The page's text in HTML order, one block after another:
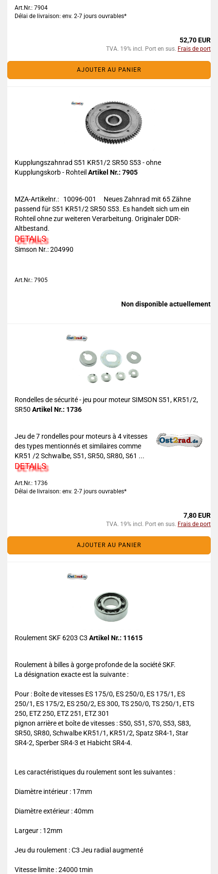
Art.Nr.: 7904
Délai de livraison: env. 2-7 jours ouvrables*
52,70 EUR
TVA. 19% incl. Port en sus. Frais de port
AJOUTER AU PANIER
Kupplungszahnrad S51 KR51/2 SR50 S53 - ohne
Kupplungskorb - Rohteil Artikel Nr.: 7905
MZA-Artikelnr.: 10096-001 Neues Zahnrad mit 65 Zähne
passend für S51 KR51/2 SR50 S53. Es handelt sich um ein
Rohteil ohne zur weiteren Verarbeitung. Originaler DDR-
Altbestand.
DETAILS
Simson Nr.:204990
Art.Nr.: 7905
Non disponible actuellement
Rondelles de sécurité - jeu pour moteur SIMSON S51, KR51/2,
SR50 Artikel Nr.: 1736
Jeu de 7 rondelles pour moteurs à 4 vitesses
des types mentionnés et similaires comme
KR51 /2 Schwalbe, S51, SR50, SR80, S61 ...
DETAILS
Art.Nr.: 1736
Délai de livraison: env. 2-7 jours ouvrables*
7,80 EUR
TVA. 19% incl. Port en sus. Frais de port
AJOUTER AU PANIER
Roulement SKF 6203 C3 Artikel Nr.: 11615
Roulement à billes à gorge profonde de la société SKF.
La désignation exacte est la suivante :
Pour : Boîte de vitesses ES 175/0, ES 250/0, ES 175/1, ES
250/1, ES 175/2, ES 250/2, ES 300, TS 250/0, TS 250/1, ETS
250, ETZ 250, ETZ 251, ETZ 301
pignon arrière et boîte de vitesses : S50, S51, S70, S53, S83,
SR50, SR80, Schwalbe KR51/1, KR51/2, Spatz SR4-1, Star
SR4-2, Sperber SR4-3 et Habicht SR4-4.
Les caractéristiques du roulement sont les suivantes :
Diamètre intérieur : 17mm
Diamètre extérieur : 40mm
Largeur : 12mm
Jeu du roulement : C3 Jeu radial augmenté
Vitesse limite : 24000 tmin